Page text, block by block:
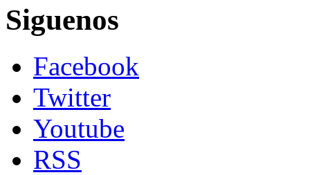
Siguenos
Facebook
Twitter
Youtube
RSS